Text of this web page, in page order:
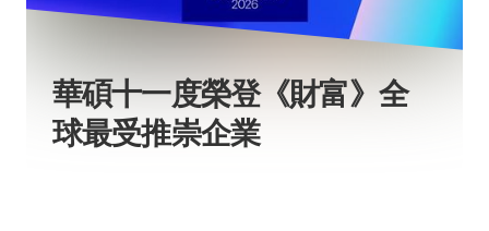
華碩十一度榮登《財富》全
球最受推崇企業